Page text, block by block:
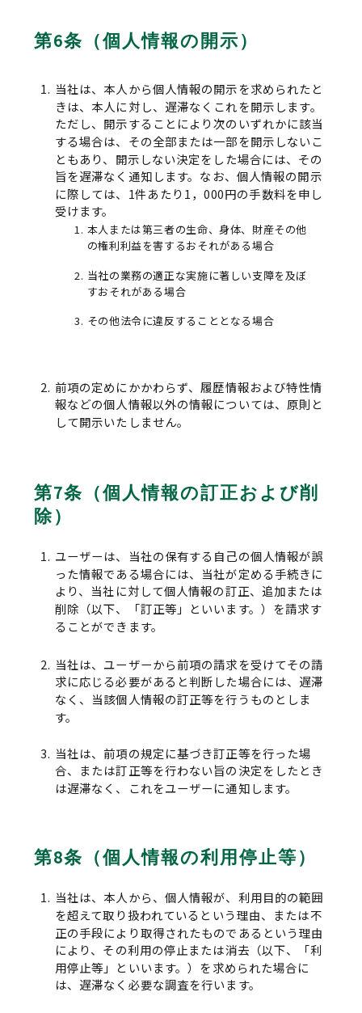
第6条（個人情報の開示）
当社は、本人から個人情報の開示を求められたと
きは、本人に対し、遅滞なくこれを開示します。
ただし、開示することにより次のいずれかに該当
する場合は、その全部または一部を開示しないこ
ともあり、開示しない決定をした場合には、その
旨を遅滞なく通知します。なお、個人情報の開示
に際しては、1件あたり1，000円の手数料を申し
受けます。
本人または第三者の生命、身体、財産その他
の権利利益を害するおそれがある場合
当社の業務の適正な実施に著しい支障を及ぼ
すおそれがある場合
その他法令に違反することとなる場合
前項の定めにかかわらず、履歴情報および特性情
報などの個人情報以外の情報については、原則と
して開示いたしません。
第7条（個人情報の訂正および削
除）
ユーザーは、当社の保有する自己の個人情報が誤
った情報である場合には、当社が定める手続きに
より、当社に対して個人情報の訂正、追加または
削除（以下、「訂正等」といいます。）を請求す
ることができます。
当社は、ユーザーから前項の請求を受けてその請
求に応じる必要があると判断した場合には、遅滞
なく、当該個人情報の訂正等を行うものとしま
す。
当社は、前項の規定に基づき訂正等を行った場
合、または訂正等を行わない旨の決定をしたとき
は遅滞なく、これをユーザーに通知します。
第8条（個人情報の利用停止等）
当社は、本人から、個人情報が、利用目的の範囲
を超えて取り扱われているという理由、または不
正の手段により取得されたものであるという理由
により、その利用の停止または消去（以下、「利
用停止等」といいます。）を求められた場合に
は、遅滞なく必要な調査を行います。